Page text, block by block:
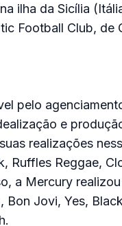
ilha da Sicília
Football Club, de
pelo
e
realizações
Ruffles Reggae,
a Mercury
Jovi, Yes,